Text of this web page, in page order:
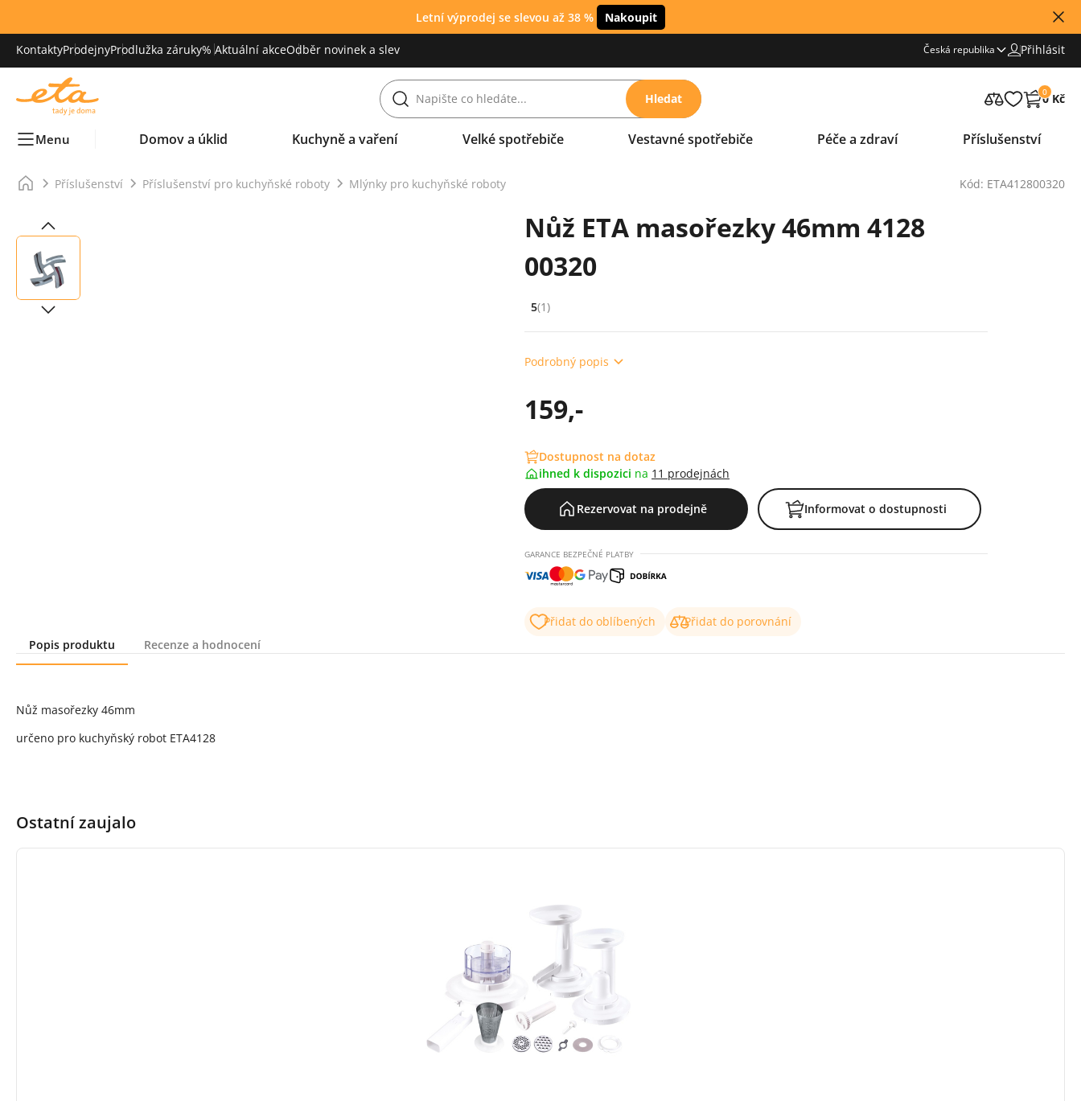
Letní výprodej se slevou až 38 % Nakoupit
KontaktyProdejnyProdlužka záruky% Aktuální akceOdběr novinek a slev Česká republika Přihlásit
Hledat 0
0 Kč
Menu Domov a úklid Kuchyně a vaření Velké spotřebiče Vestavné spotřebiče Péče a zdraví Příslušenství
Příslušenství Příslušenství pro kuchyňské roboty Mlýnky pro kuchyňské roboty Kód: ETA412800320
Nůž ETA masořezky 46mm 4128
00320
Hodnocení: 5 z 5 (1 recenzí)
5(1)
Podrobný popis
159,-
Dostupnost na dotaz
ihned k dispozici na 11 prodejnách
Rezervovat na prodejně Informovat o dostupnosti
GARANCE BEZPEČNÉ PLATBY
Přidat do oblíbených
Přidat do porovnání
Popis produktu
Recenze a hodnocení
Nůž masořezky 46mm
určeno pro kuchyňský robot ETA4128
Ostatní zaujalo